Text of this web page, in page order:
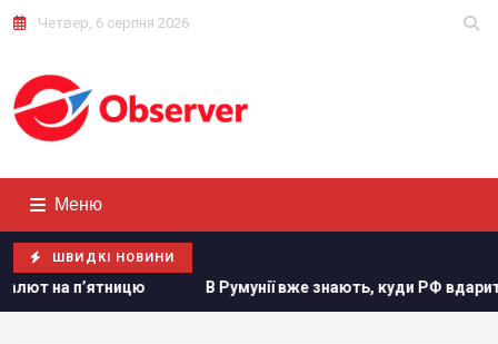
Четвер, 6 серпня 2026
Меню
ШВИДКІ НОВИНИ
В Румунії вже знають, куди РФ вдарить наступного разу, -